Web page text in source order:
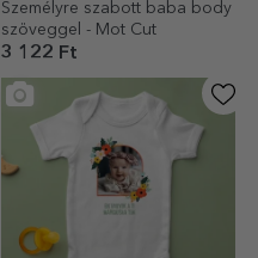
Személyre szabott baba body
szöveggel - Mot Cut
3 122 Ft